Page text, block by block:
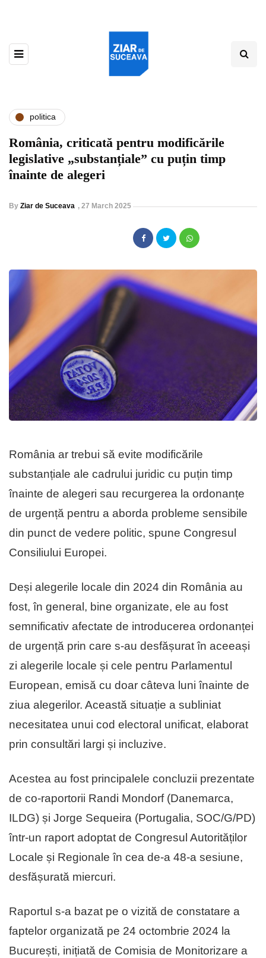
politica
România, criticată pentru modificările
legislative „substanțiale” cu puțin timp
înainte de alegeri
By Ziar de Suceava , 27 March 2025
România ar trebui să evite modificările
substanțiale ale cadrului juridic cu puțin timp
înainte de alegeri sau recurgerea la ordonanțe
de urgență pentru a aborda probleme sensibile
din punct de vedere politic, spune Congresul
Consiliului Europei.
Deși alegerile locale din 2024 din România au
fost, în general, bine organizate, ele au fost
semnificativ afectate de introducerea ordonanței
de urgență prin care s-au desfășurat în aceeași
zi alegerile locale și cele pentru Parlamentul
European, emisă cu doar câteva luni înainte de
ziua alegerilor. Această situație a subliniat
necesitatea unui cod electoral unificat, elaborat
prin consultări largi și incluzive.
Acestea au fost principalele concluzii prezentate
de co-raportorii Randi Mondorf (Danemarca,
ILDG) și Jorge Sequeira (Portugalia, SOC/G/PD)
într-un raport adoptat de Congresul Autorităților
Locale și Regionale în cea de-a 48-a sesiune,
desfășurată miercuri.
Raportul s-a bazat pe o vizită de constatare a
faptelor organizată pe 24 octombrie 2024 la
București, inițiată de Comisia de Monitorizare a